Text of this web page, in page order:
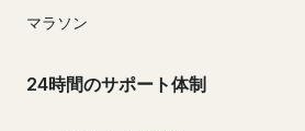
マラソン
24時間のサポート体制